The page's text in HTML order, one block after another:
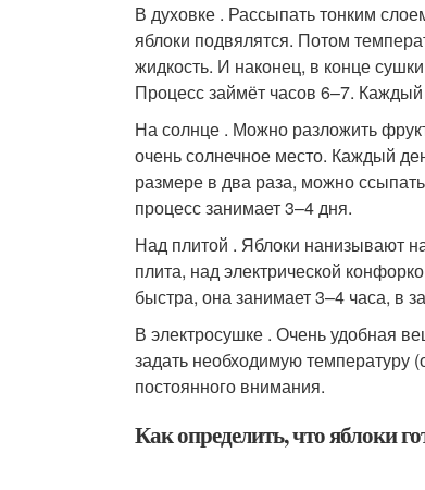
В духовке . Рассыпать тонким
яблоки подвялятся. Потом
жидкость. И наконец, в конце
Процесс займёт часов 6–7.
На солнце . Можно разложить
очень солнечное место. Каждый
размере в два раза, можно
процесс занимает 3–4 дня.
Над плитой . Яблоки нанизывают
плита, над электрической
быстра, она занимает 3–4 часа, в
В электросушке . Очень удобная
задать необходимую температуру
постоянного внимания.
Как определить, что яблоки